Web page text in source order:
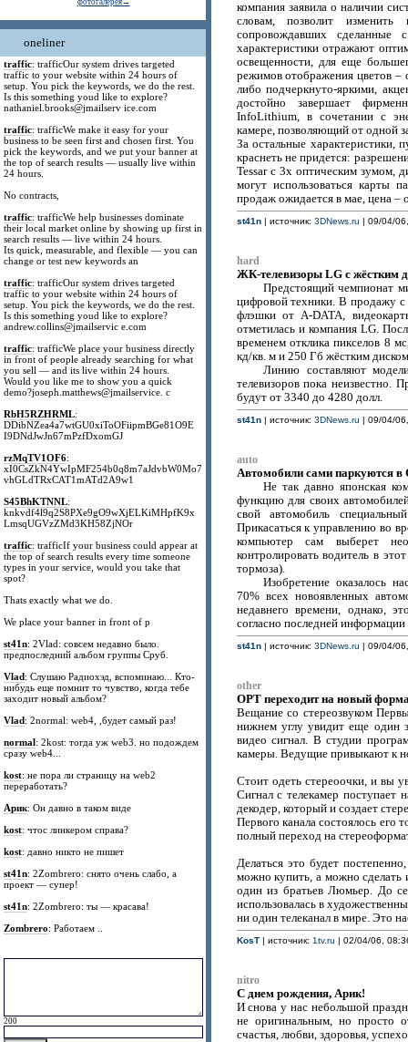
фотогалерея→
oneliner
traffic: trafficOur system drives targeted
traffic to your website within 24 hours of
setup. You pick the keywords, we do the rest.
Is this something youd like to explore?
nathaniel.brooks@jmailserv ice.com
traffic: trafficWe make it easy for your
business to be seen first and chosen first. You
pick the keywords, and we put your banner at
the top of search results — usually live within
24 hours.
No contracts,
traffic: trafficWe help businesses dominate
their local market online by showing up first in
search results — live within 24 hours.
Its quick, measurable, and flexible — you can
change or test new keywords an
traffic: trafficOur system drives targeted
traffic to your website within 24 hours of
setup. You pick the keywords, we do the rest.
Is this something youd like to explore?
andrew.collins@jmailservic e.com
traffic: trafficWe place your business directly
in front of people already searching for what
you sell — and its live within 24 hours.
Would you like me to show you a quick
demo?joseph.matthews@jmailservice. c
RbH5RZHRML:
DDibNZea4a7wtGU0xiToOFiipmBGe81O9E
I9DNdJwJn67mPzfDxomGJ
rzMqTV1OF6:
xI0CsZkN4YwIpMF254b0q8m7aJdvbW0Mo7
vhGLdTRxCAT1mATd2A9w1
S45BhKTNNL:
knkvdf4l9q2S8PXe9gO9wXjELKiMHpfK9x
LmsqUGVzZMd3KH58ZjNOr
traffic: trafficIf your business could appear at
the top of search results every time someone
types in your service, would you take that
spot?
Thats exactly what we do.
We place your banner in front of p
st41n: 2Vlad: совсем недавно было.
предпоследний альбом группы Сруб.
Vlad: Слушаю Радиохэд, вспоминаю... Кто-
нибудь еще помнит то чувство, когда тебе
заходит новый альбом?
Vlad: 2normal: web4, ,будет самый раз!
normal: 2kost: тогда уж web3. но подождем
сразу web4...
kost: не пора ли страницу на web2
переработать?
Арик: Он давно в таком виде
kost: чтос линкером справа?
kost: давно никто не пишет
st41n: 2Zombrero: снято очень слабо, а
проект — супер!
st41n: 2Zombrero: ты — красава!
Zombrero: Работаем ..
200
компания заявила о наличии
словам, позволит
сопровождавших сделанные
характеристики отражают
освещенности, для еще
режимов отображения цветов –
либо подчеркнуто-яркими,
достойно завершает
InfoLithium, в сочетании с
камере, позволяющий от одной
За остальные характеристики,
краснеть не придется:
Tessar с 3х оптическим зумом,
могут использоваться
продаж ожидается в мае, цена –
st41n| источник: 3DNews.ru | 09/04/
hard
ЖК-телевизоры LG с жёстким
Предстоящий чемпионат
цифровой техники. В продажу
флэшки от A-DATA,
отметилась и компания LG.
временем отклика пикселов 8
кд/кв. м и 250 Гб жёстким
Линию составляют
телевизоров пока неизвестно.
будут от 3340 до 4280 долл.
st41n| источник: 3DNews.ru | 09/04/
auto
Автомобили сами паркуются
Не так давно японская
функцию для своих
свой автомобиль
Прикасаться к управлению во
компьютер сам выберет
контролировать водитель в
тормоза).
Изобретение оказалось
70% всех новоявленных
недавнего времени, однако,
согласно последней
st41n| источник: 3DNews.ru | 09/04/
other
ОРТ переходит на новый
Вещание со стереозвуком
нижнем углу увидит ещe один
видео сигнал. В студии
камеры. Ведущие привыкают к
Стоит одеть стереоочки, и вы
Сигнал с телекамер поступает
декодер, который и создаeт
Первого канала состоялось его
полный переход на
Делаться это будет
можно купить, а можно сделать
один из братьев Люмьер. До
использовалась в
ни один телеканал в мире. Это
KosT| источник: 1tv.ru | 02/04/06,
nitro
C днем рождения, Арик!
И снова у нас небольшой
не оригинальным, но просто
счастья, любви, здоровья,